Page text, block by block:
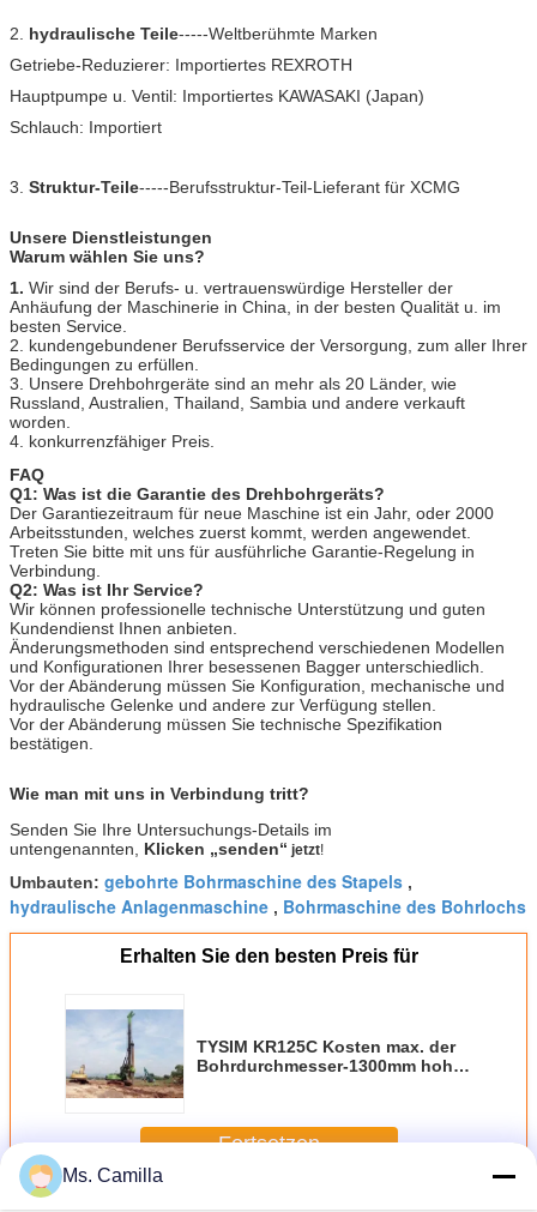
2. hydraulische Teile-----Weltberühmte Marken
Getriebe-Reduzierer: Importiertes REXROTH
Hauptpumpe u. Ventil: Importiertes KAWASAKI (Japan)
Schlauch: Importiert
3. Struktur-Teile-----Berufsstruktur-Teil-Lieferant für XCMG
Unsere Dienstleistungen
Warum wählen Sie uns?
1. Wir sind der Berufs- u. vertrauenswürdige Hersteller der
Anhäufung der Maschinerie in China, in der besten Qualität u. im
besten Service.
2. kundengebundener Berufsservice der Versorgung, zum aller Ihrer
Bedingungen zu erfüllen.
3. Unsere Drehbohrgeräte sind an mehr als 20 Länder, wie
Russland, Australien, Thailand, Sambia und andere verkauft
worden.
4. konkurrenzfähiger Preis.
FAQ
Q1: Was ist die Garantie des Drehbohrgeräts?
Der Garantiezeitraum für neue Maschine ist ein Jahr, oder 2000
Arbeitsstunden, welches zuerst kommt, werden angewendet.
Treten Sie bitte mit uns für ausführliche Garantie-Regelung in
Verbindung.
Q2: Was ist Ihr Service?
Wir können professionelle technische Unterstützung und guten
Kundendienst Ihnen anbieten.
Änderungsmethoden sind entsprechend verschiedenen Modellen
und Konfigurationen Ihrer besessenen Bagger unterschiedlich.
Vor der Abänderung müssen Sie Konfiguration, mechanische und
hydraulische Gelenke und andere zur Verfügung stellen.
Vor der Abänderung müssen Sie technische Spezifikation
bestätigen.
Wie man mit uns in Verbindung tritt?
Senden Sie Ihre Untersuchungs-Details im
untengenannten, Klicken „senden“ jetzt!
Umbauten: gebohrte Bohrmaschine des Stapels ,
hydraulische Anlagenmaschine , Bohrmaschine des Bohrlochs
Erhalten Sie den besten Preis für
TYSIM KR125C Kosten max. der
Bohrdurchmesser-1300mm hohe
Ölplattform
Fortsetzen
Ms. Camilla